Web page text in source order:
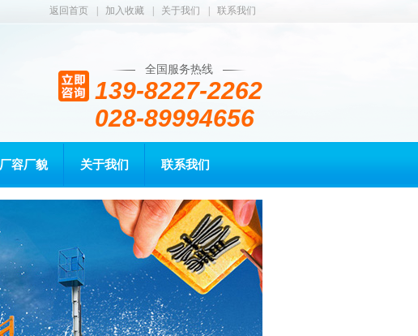
返回首页 加入收藏 关于我们 联系我们
全国服务热线
139-8227-2262
028-89994656
厂容厂貌 关于我们 联系我们